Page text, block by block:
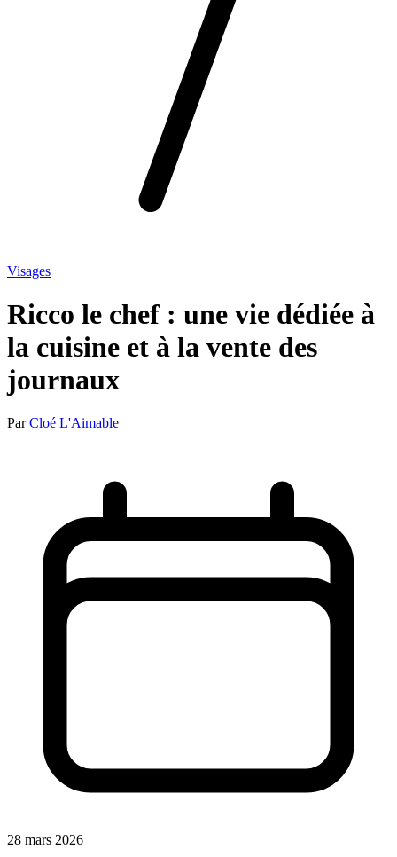
Visages
Ricco le chef : une vie dédiée à
la cuisine et à la vente des
journaux
ParCloé L'Aimable
28 mars 2026